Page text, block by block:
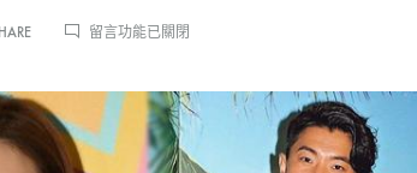
在
公
布
「最
留言功能已關閉